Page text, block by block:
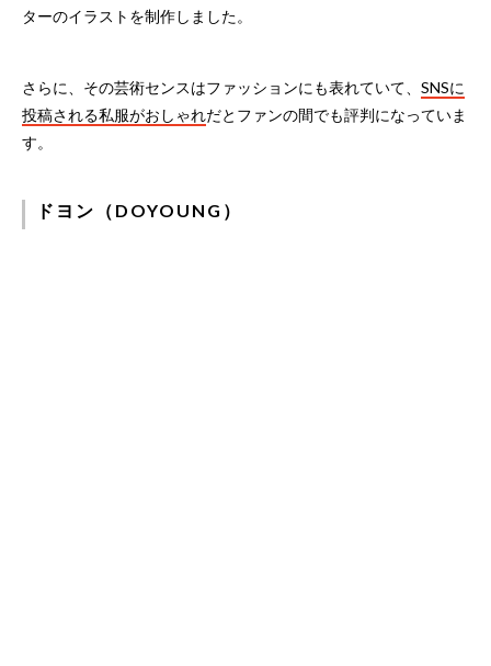
ターのイラストを制作しました。
さらに、その芸術センスはファッションにも表れていて、 SNSに
投稿される私服がおしゃれだとファンの間でも評判になっていま
す。
ドヨン（DOYOUNG）